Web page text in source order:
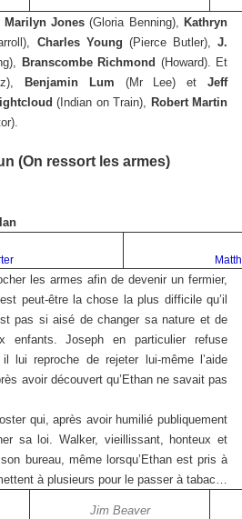
Marilyn Jones(Gloria Benning), Kathryn
Charles Young (Pierce Butler),J.
Branscombe Richmond (Howard). Et
Benjamin Lum (Mr Lee) etJeff
(Indian on Train), Robert Martin
(On ressort les armes)
les armes afin de devenir un fermier,
peut-être la chose la plus difficile qu’il
pas si aisé de changer sa nature et de
enfants. Joseph en particulier refuse
lui reproche de rejeter lui-même l’aide
avoir découvert qu’Ethan ne savait pas
qui, après avoir humilié publiquement
sa loi. Walker, vieillissant, honteux et
bureau, même lorsqu’Ethan est pris à
à plusieurs pour le passer à tabac…
Jim Beaver